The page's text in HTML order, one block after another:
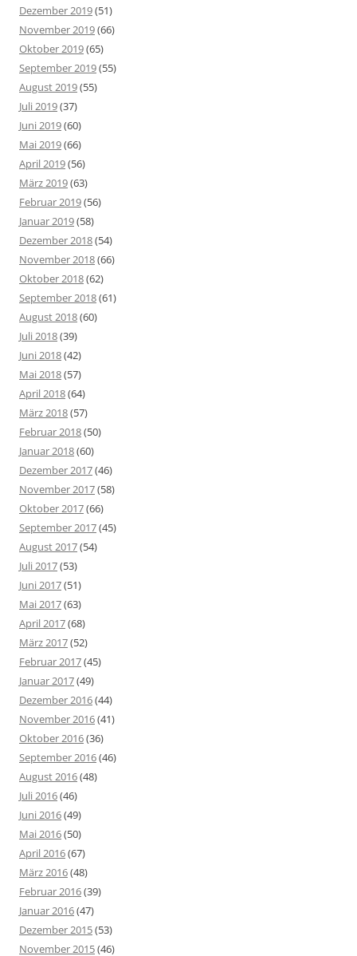
Dezember 2019(51)
November 2019(66)
Oktober 2019(65)
September 2019(55)
August 2019(55)
Juli 2019(37)
Juni 2019(60)
Mai 2019(66)
April 2019(56)
März 2019(63)
Februar 2019(56)
Januar 2019(58)
Dezember 2018(54)
November 2018(66)
Oktober 2018(62)
September 2018(61)
August 2018(60)
Juli 2018(39)
Juni 2018(42)
Mai 2018(57)
April 2018(64)
März 2018(57)
Februar 2018(50)
Januar 2018(60)
Dezember 2017(46)
November 2017(58)
Oktober 2017(66)
September 2017(45)
August 2017(54)
Juli 2017(53)
Juni 2017(51)
Mai 2017(63)
April 2017(68)
März 2017(52)
Februar 2017(45)
Januar 2017(49)
Dezember 2016(44)
November 2016(41)
Oktober 2016(36)
September 2016(46)
August 2016(48)
Juli 2016(46)
Juni 2016(49)
Mai 2016(50)
April 2016(67)
März 2016(48)
Februar 2016(39)
Januar 2016(47)
Dezember 2015(53)
November 2015(46)